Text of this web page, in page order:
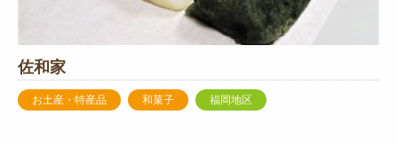
佐和家
お土産・特産品 和菓子 福岡地区